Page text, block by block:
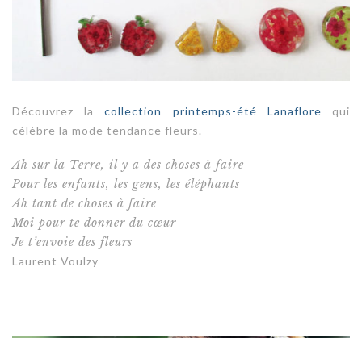
Découvrez lacollection printemps-été Lanaflore qui
célèbre la mode tendance fleurs.
Ah sur la Terre, il y a des choses à faire
Pour les enfants, les gens, les éléphants
Ah tant de choses à faire
Moi pour te donner du cœur
Je t’envoie des fleurs
Laurent Voulzy